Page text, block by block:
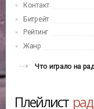
Контакт
Битрейт
Рейтинг
Жанр
Что играло на
Плейлист